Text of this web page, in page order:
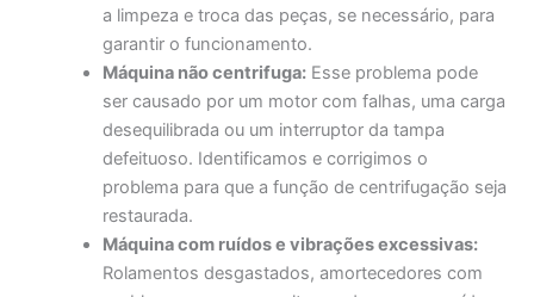
a limpeza e troca das peças, se necessário, para
garantir o funcionamento.
Máquina não centrifuga: Esse problema pode
ser causado por um motor com falhas, uma carga
desequilibrada ou um interruptor da tampa
defeituoso. Identificamos e corrigimos o
problema para que a função de centrifugação seja
restaurada.
Máquina com ruídos e vibrações excessivas:
Rolamentos desgastados, amortecedores com